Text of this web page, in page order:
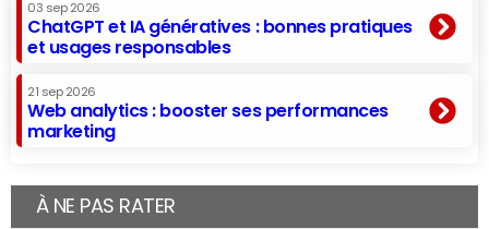
03 sep 2026
ChatGPT et IA génératives : bonnes pratiques
et usages responsables
21 sep 2026
Web analytics : booster ses performances
marketing
À NE PAS RATER